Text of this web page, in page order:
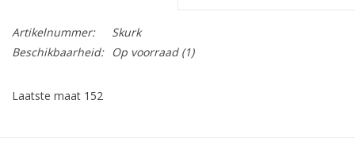
Artikelnummer:
Skurk
Beschikbaarheid:
Op voorraad(1)
Laatste maat 152